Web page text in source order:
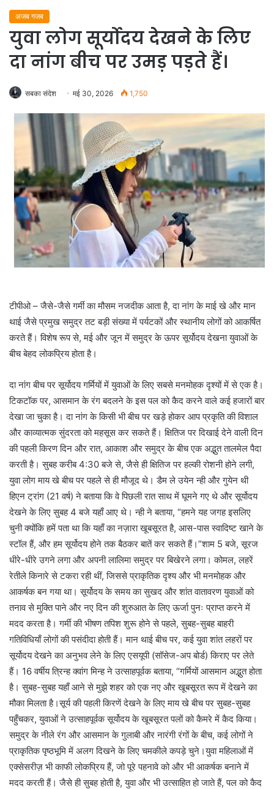
अजब गजब
युवा लोग सूर्योदय देखने के लिए
दा नांग बीच पर उमड़ पड़ते हैं।
सबका संदेश मई 30, 2026 1,750
टीपीओ – ​​जैसे-जैसे गर्मी का मौसम नजदीक आता है, दा नांग के माई खे और मान
थाई जैसे प्रमुख समुद्र तट बड़ी संख्या में पर्यटकों और स्थानीय लोगों को आकर्षित
करते हैं। विशेष रूप से, मई और जून में समुद्र के ऊपर सूर्योदय देखना युवाओं के
बीच बेहद लोकप्रिय होता है।
दा नांग बीच पर सूर्योदय गर्मियों में युवाओं के लिए सबसे मनमोहक दृश्यों में से एक है।
टिकटॉक पर, आसमान के रंग बदलने के इस पल को कैद करने वाले कईहजारों बार
देखा जा चुका है। दा नांग के किसी भी बीच पर खड़े होकर आप प्रकृति की विशाल
और काव्यात्मक सुंदरता को महसूस कर सकते हैं। क्षितिज पर दिखाई देने वाली दिन
की पहली किरण दिन और रात, आकाश और समुद्र के बीच एक अद्भुत तालमेल पैदा
करती है। सुबह करीब 4:30 बजे से, जैसे ही क्षितिज पर हल्की रोशनी होने लगी,
युवा लोग माय खे बीच पर पहले से ही मौजूद थे। डैम ले उयेन न्ही और गुयेन थी
हिएन ट्रांग (21 वर्ष) ने बताया कि वे पिछली रात साथ में घूमने गए थे और सूर्योदय
देखने के लिए सुबह 4 बजे यहाँ आए थे। न्ही ने बताया, “हमने यह जगह इसलिए
चुनी क्योंकि हमें पता था कि यहाँ का नज़ारा खूबसूरत है, आस-पास स्वादिष्ट खाने के
स्टॉल हैं, और हम सूर्योदय होने तक बैठकर बातें कर सकते हैं।”शाम 5 बजे, सूरज
धीरे-धीरे उगने लगा और अपनी लालिमा समुद्र पर बिखेरने लगा। कोमल, लहरें
रेतीले किनारे से टकरा रही थीं, जिससे प्राकृतिक दृश्य और भी मनमोहक और
आकर्षक बन गया था। सूर्योदय के समय का सुखद और शांत वातावरण युवाओं को
तनाव से मुक्ति पाने और नए दिन की शुरुआत के लिए ऊर्जा पुनः प्राप्त करने में
मदद करता है। गर्मी की भीषण तपिश शुरू होने से पहले, सुबह-सुबह बाहरी
गतिविधियाँ लोगों की पसंदीदा होती हैं। मान थाई बीच पर, कई युवा शांत लहरों पर
सूर्योदय देखने का अनुभव लेने के लिए एसयूपी (सॉसेज-अप बोर्ड) किराए पर लेते
हैं। 16 वर्षीय त्रिन्ह क्वांग मिन्ह ने उत्साहपूर्वक बताया, “गर्मियोंआसमान अद्भुत होता
है। सुबह-सुबह यहाँ आने से मुझे शहर को एक नए और खूबसूरत रूप में देखने का
मौका मिलता है।सूर्य की पहली किरणें देखने के लिए माय खे बीच पर सुबह-सुबह
पहुँचकर, युवाओं ने उत्साहपूर्वक सूर्योदय के खूबसूरत पलों को कैमरे में कैद किया।
समुद्र के नीले रंग और आसमान के गुलाबी और नारंगी रंगों के बीच, कई लोगों ने
प्राकृतिक पृष्ठभूमि में अलग दिखने के लिए चमकीले कपड़े चुने।युवा महिलाओं में
एक्सेसरीज़ भी काफी लोकप्रिय हैं, जो पूरे पहनावे को और भी आकर्षक बनाने में
मदद करती हैं। जैसे ही सुबह होती है, युवा और भी उत्साहित हो जाते हैं, पल को कैद